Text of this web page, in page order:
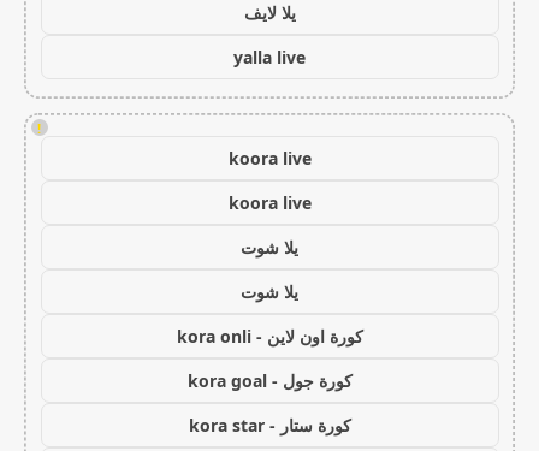
يلا لايف
yalla live
!
koora live
koora live
يلا شوت
يلا شوت
كورة اون لاين - kora onli
كورة جول - kora goal
كورة ستار - kora star